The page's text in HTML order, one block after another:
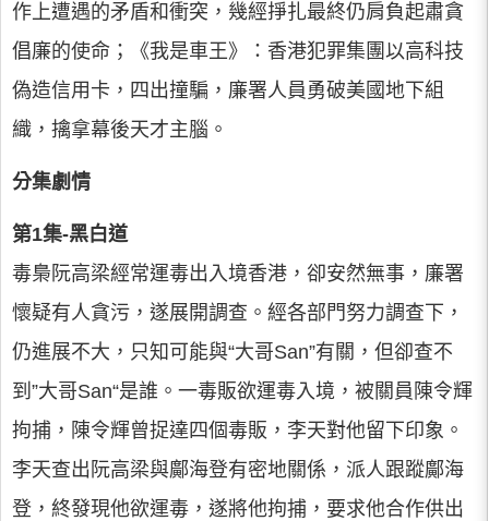
作上遭遇的矛盾和衝突，幾經掙扎最終仍肩負起肅貪
倡廉的使命；《我是車王》：香港犯罪集團以高科技
偽造信用卡，四出撞騙，廉署人員勇破美國地下組
織，擒拿幕後天才主腦。
分集劇情
第1集-黑白道
毒梟阮高梁經常運毒出入境香港，卻安然無事，廉署
懷疑有人貪污，遂展開調查。經各部門努力調查下，
仍進展不大，只知可能與“大哥San”有關，但卻查不
到”大哥San“是誰。一毒販欲運毒入境，被關員陳令輝
拘捕，陳令輝曾捉達四個毒販，李天對他留下印象。
李天查出阮高梁與鄺海登有密地關係，派人跟蹤鄺海
登，終發現他欲運毒，遂將他拘捕，要求他合作供出